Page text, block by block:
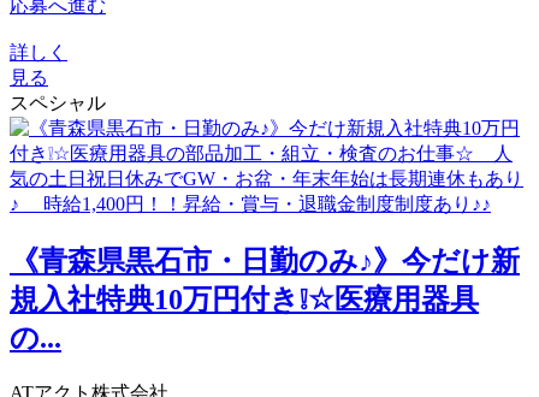
応募へ進む
詳しく
見る
スペシャル
《青森県黒石市・日勤のみ♪》今だけ新
規入社特典10万円付き❕☆医療用器具
の...
ATアクト株式会社